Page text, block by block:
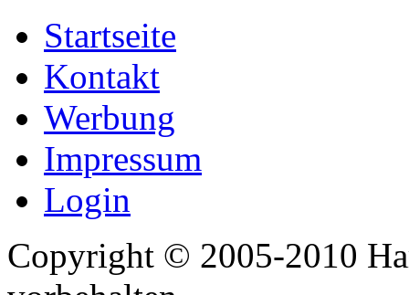
Startseite
Kontakt
Werbung
Impressum
Login
Copyright © 2005-2010